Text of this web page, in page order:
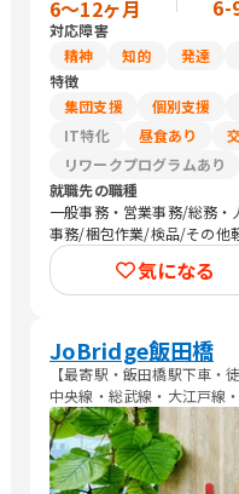
6〜12ヶ月 6-
対応障害
精神
知的 発達
特徴
集団支援
個別支援
IT特化
昼食あり
リワークプログラムあり
就職先の職種
一般事務・営業事務/総務
事務/梱包作業/検品/その他
気になる
JoBridge飯田橋
【最寄駅・飯田橋駅下車
中央線・総武線・大江戸線
飯64 【飯田橋】下車・徒
こちらからも利用可